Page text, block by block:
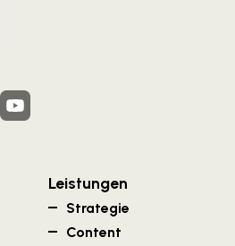
Leistungen
Strategie
Content